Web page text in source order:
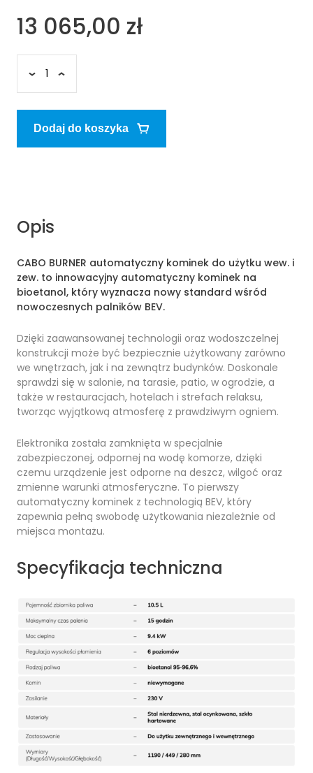
13 065,00 zł
Dodaj do koszyka
Opis
CABO BURNER automatyczny kominek do użytku wew. i
zew. to innowacyjny automatyczny kominek na
bioetanol, który wyznacza nowy standard wśród
nowoczesnych palników BEV.
Dzięki zaawansowanej technologii oraz wodoszczelnej
konstrukcji może być bezpiecznie użytkowany zarówno
we wnętrzach, jak i na zewnątrz budynków. Doskonale
sprawdzi się w salonie, na tarasie, patio, w ogrodzie, a
także w restauracjach, hotelach i strefach relaksu,
tworząc wyjątkową atmosferę z prawdziwym ogniem.
Elektronika została zamknięta w specjalnie
zabezpieczonej, odpornej na wodę komorze, dzięki
czemu urządzenie jest odporne na deszcz, wilgoć oraz
zmienne warunki atmosferyczne. To pierwszy
automatyczny kominek z technologią BEV, który
zapewnia pełną swobodę użytkowania niezależnie od
miejsca montażu.
Specyfikacja techniczna